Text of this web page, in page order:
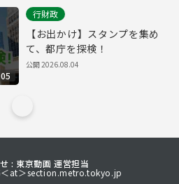
行財政
【お出かけ】スタンプを集め
て、都庁を探検！
公開2026.08.04
: 東京動画 運営担当
at＞section.metro.tokyo.jp